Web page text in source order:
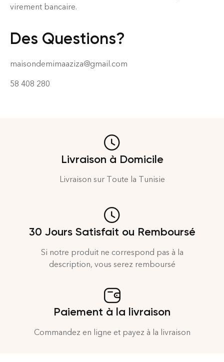
virement bancaire.
Des Questions?
maisondemimaaziza@gmail.com
58 408 280
Livraison à Domicile
Livraison sur Toute la Tunisie
30 Jours Satisfait ou Remboursé
Si notre produit ne correspond pas à la
description, vous serez remboursé
Paiement à la livraison
Commandez en ligne et payez à la livraison